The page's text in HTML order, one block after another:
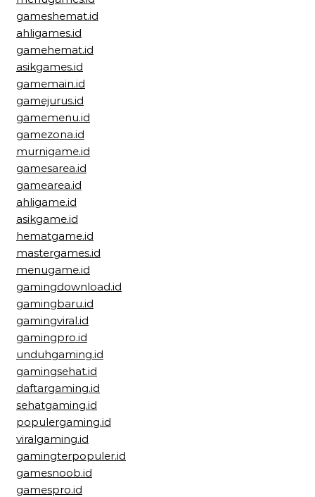
gameshemat.id
ahligames.id
gamehemat.id
asikgames.id
gamemain.id
gamejurus.id
gamemenu.id
gamezona.id
murnigame.id
gamesarea.id
gamearea.id
ahligame.id
asikgame.id
hematgame.id
mastergames.id
menugame.id
gamingdownload.id
gamingbaru.id
gamingviral.id
gamingpro.id
unduhgaming.id
gamingsehat.id
daftargaming.id
sehatgaming.id
populergaming.id
viralgaming.id
gamingterpopuler.id
gamesnoob.id
gamespro.id